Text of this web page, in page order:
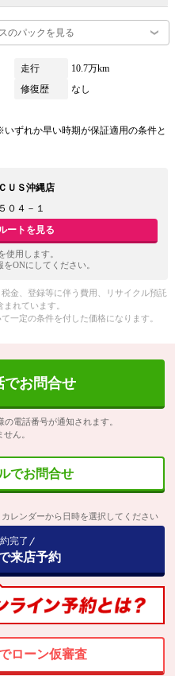
のパックを見る
走行
10.7万km
修復歴
なし
ずれか早い時期が保証適用の条件と
ＵＳ沖縄店
０４－１
ートを見る
使用します。
ONにしてください。
金、登録等に伴う費用、リサイクル預託
れています。
一定の条件を付した価格になります。
でお問合せ
電話番号が通知されます。
ん。
でお問合せ
レンダーから日時を選択してください
完了
来店予約
ローン仮審査